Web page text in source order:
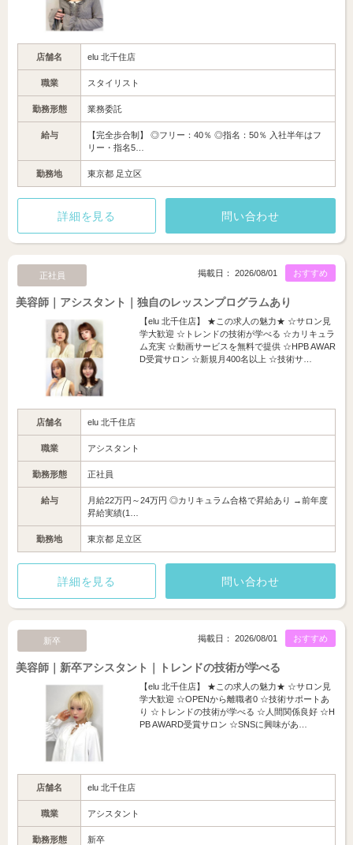
店舗名 elu 北千住店
職業 スタイリスト
勤務形態 業務委託
給与
【完全歩合制】 ◎フリー：40％ ◎指名：50％ 入社半年はフ
リー・指名5…
勤務地 東京都 足立区
詳細を見る 問い合わせ
正社員 おすすめ
掲載日： 2026/08/01
美容師｜アシスタント｜独自のレッスンプログラムあり
【elu 北千住店】 ★この求人の魅力★ ☆サロン見
学大歓迎 ☆トレンドの技術が学べる ☆カリキュラ
ム充実 ☆動画サービスを無料で提供 ☆HPB AWAR
D受賞サロン ☆新規月400名以上 ☆技術サ…
店舗名 elu 北千住店
職業 アシスタント
勤務形態 正社員
給与
月給22万円～24万円 ◎カリキュラム合格で昇給あり →前年度
昇給実績(1…
勤務地 東京都 足立区
詳細を見る 問い合わせ
新卒 おすすめ
掲載日： 2026/08/01
美容師｜新卒アシスタント｜トレンドの技術が学べる
【elu 北千住店】 ★この求人の魅力★ ☆サロン見
学大歓迎 ☆OPENから離職者0 ☆技術サポートあ
り ☆トレンドの技術が学べる ☆人間関係良好 ☆H
PB AWARD受賞サロン ☆SNSに興味があ…
店舗名 elu 北千住店
職業 アシスタント
勤務形態 新卒